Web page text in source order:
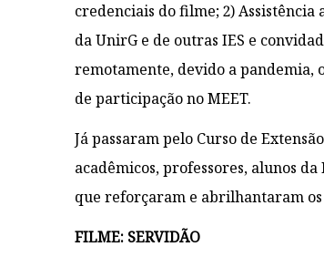
credenciais do filme; 2) Assistência
da UnirG e de outras IES e
remotamente, devido a pandemia,
de participação no MEET.
Já passaram pelo Curso de
acadêmicos, professores, alunos
que reforçaram e abrilhantaram os
FILME: SERVIDÃO